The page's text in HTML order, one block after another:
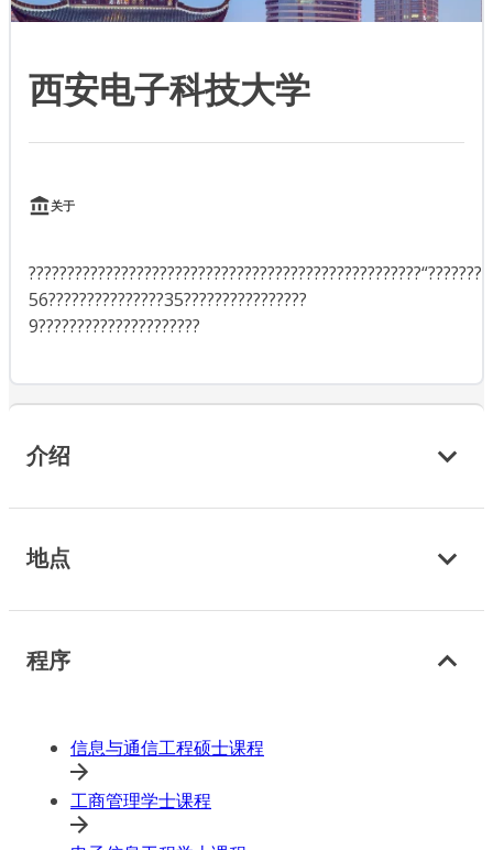
西安电子科技大学
关于
56???????????????35????????????????
9?????????????????????
介绍
地点
程序
信息与通信工程硕士课程
工商管理学士课程